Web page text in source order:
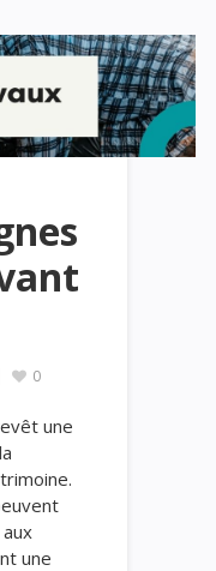
0
une
aux
une